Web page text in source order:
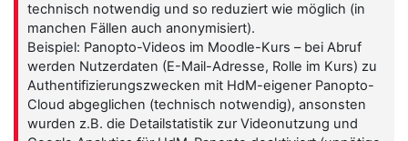
technisch notwendig und so reduziert wie möglich (in
manchen Fällen auch anonymisiert).
Beispiel: Panopto-Videos im Moodle-Kurs – bei Abruf
werden Nutzerdaten (E-Mail-Adresse, Rolle im Kurs) zu
Authentifizierungszwecken mit HdM-eigener Panopto-
Cloud abgeglichen (technisch notwendig), ansonsten
wurden z.B. die Detailstatistik zur Videonutzung und